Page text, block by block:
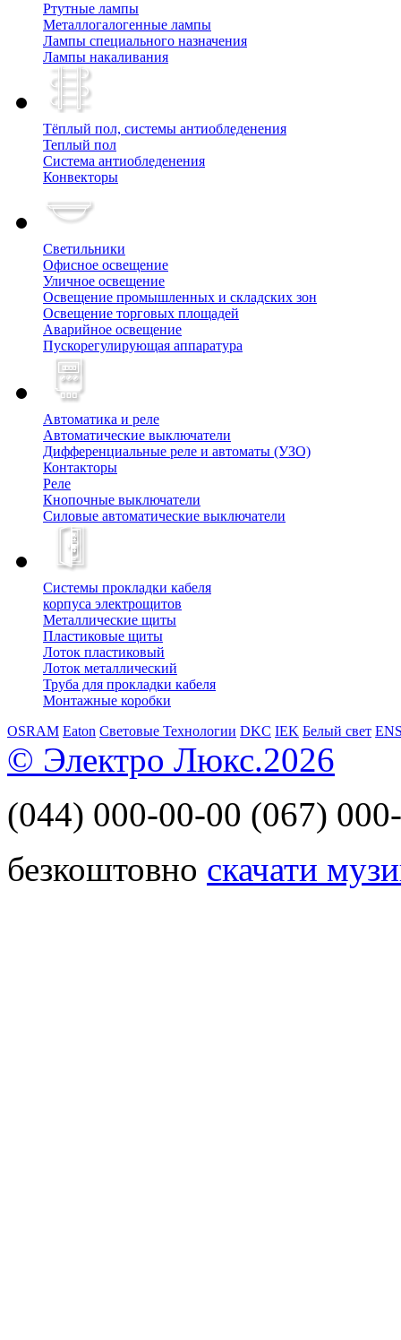
Ртутные лампы
Металлогалогенные лампы
Лампы специального назначения
Лампы накаливания
Тёплый пол, cистемы антиобледенения
Теплый пол
Система антиобледенения
Конвекторы
Светильники
Офисное освещение
Уличное освещение
Освещение промышленных и складских зон
Освещение торговых площадей
Аварийное освещение
Пускорегулирующая аппаратура
Автоматика и реле
Автоматические выключатели
Дифференциальные реле и автоматы (УЗО)
Контакторы
Реле
Кнопочные выключатели
Силовые автоматические выключатели
Системы прокладки кабеля
корпуса электрощитов
Металлические щиты
Пластиковые щиты
Лоток пластиковый
Лоток металлический
Труба для прокладки кабеля
Монтажные коробки
OSRAM Eaton Световые Технологии DKC IEK Белый свет
© Электро Люкс.2026
(044) 000-00-00 (067)
безкоштовно скачати